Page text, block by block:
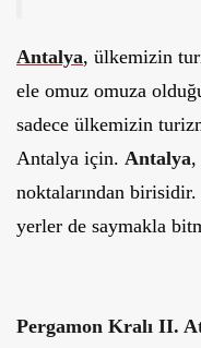
Antalya, ülkemizin
ele omuz omuza
sadece ülkemizin
Antalya için. Antalya,
noktalarından
yerler de saymakla
Pergamon Kralı II.